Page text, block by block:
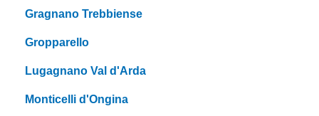
Gragnano Trebbiense
Gropparello
Lugagnano Val d'Arda
Monticelli d'Ongina